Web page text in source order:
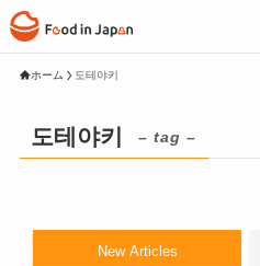
ホーム 도테야키
도테야키 – tag –
New Articles